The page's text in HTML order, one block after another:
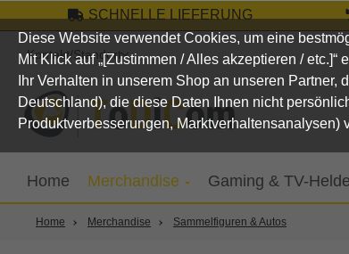
Hauptinhalt springen
Zur Suche springen
Zur Hauptnavigation springen
SCHNELLE LIEFERUNG
Kontakt/Standort
Home Merchandise Gaming & TV-
Home Merchandise Sammelfiguren & Autos
Diese Website verwendet Cookies, um eine
Mit Klick auf „[Zustimmen / Alles akzeptieren /
Ihr Verhalten in unserem Shop an unseren
Deutschland), die diese Daten Ihnen nicht
Produktverbesserungen, Marktverhaltensanalysen)